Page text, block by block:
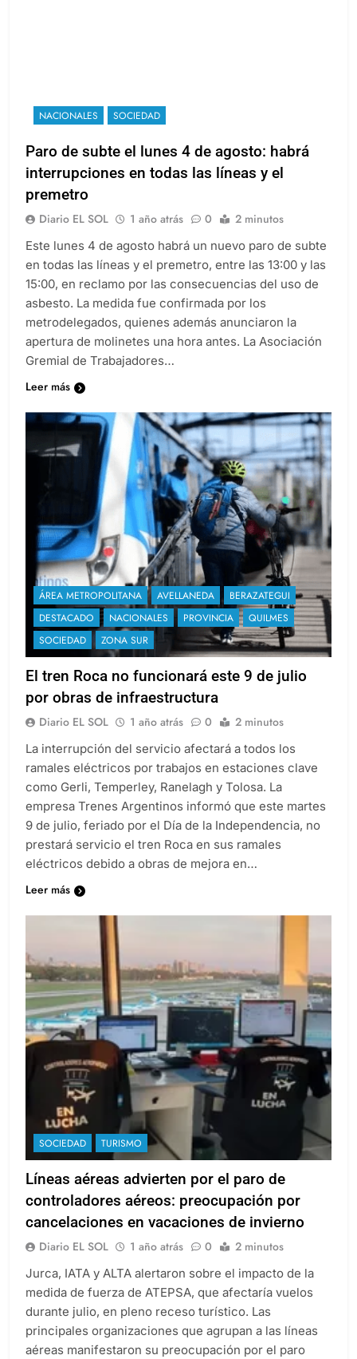
NACIONALES SOCIEDAD
Paro de subte el lunes 4 de agosto: habrá
interrupciones en todas las líneas y el
premetro
Diario EL SOL 1 año atrás 0 2 minutos
Este lunes 4 de agosto habrá un nuevo paro de subte
en todas las líneas y el premetro, entre las 13:00 y las
15:00, en reclamo por las consecuencias del uso de
asbesto. La medida fue confirmada por los
metrodelegados, quienes además anunciaron la
apertura de molinetes una hora antes. La Asociación
Gremial de Trabajadores…
Leer más
ÁREA METROPOLITANA AVELLANEDA
BERAZATEGUI
DESTACADO
NACIONALES PROVINCIA
QUILMES
SOCIEDAD
ZONA SUR
El tren Roca no funcionará este 9 de julio
por obras de infraestructura
Diario EL SOL 1 año atrás 0 2 minutos
La interrupción del servicio afectará a todos los
ramales eléctricos por trabajos en estaciones clave
como Gerli, Temperley, Ranelagh y Tolosa. La
empresa Trenes Argentinos informó que este martes
9 de julio, feriado por el Día de la Independencia, no
prestará servicio el tren Roca en sus ramales
eléctricos debido a obras de mejora en…
Leer más
SOCIEDAD TURISMO
Líneas aéreas advierten por el paro de
controladores aéreos: preocupación por
cancelaciones en vacaciones de invierno
Diario EL SOL 1 año atrás 0 2 minutos
Jurca, IATA y ALTA alertaron sobre el impacto de la
medida de fuerza de ATEPSA, que afectaría vuelos
durante julio, en pleno receso turístico. Las
principales organizaciones que agrupan a las líneas
aéreas manifestaron su preocupación por el paro